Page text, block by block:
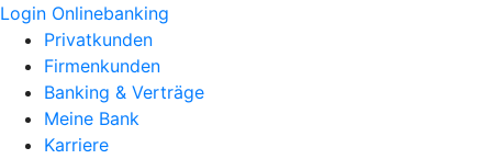
Login Onlinebanking
Privatkunden
Firmenkunden
Banking & Verträge
Meine Bank
Karriere